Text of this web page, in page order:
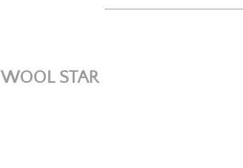
WOOL STAR